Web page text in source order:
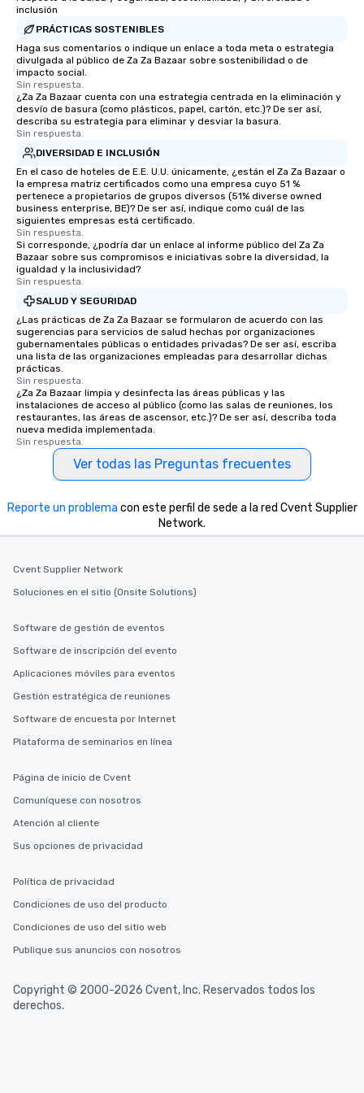
inclusión
PRÁCTICAS SOSTENIBLES
Haga sus comentarios o indique un enlace a toda meta o estrategia
divulgada al público de Za Za Bazaar sobre sostenibilidad o de
impacto social.
Sin respuesta.
¿Za Za Bazaar cuenta con una estrategia centrada en la eliminación y
desvío de basura (como plásticos, papel, cartón, etc.)? De ser así,
describa su estrategia para eliminar y desviar la basura.
Sin respuesta.
DIVERSIDAD E INCLUSIÓN
En el caso de hoteles de E.E. U.U. únicamente, ¿están el Za Za Bazaar o
la empresa matriz certificados como una empresa cuyo 51 %
pertenece a propietarios de grupos diversos (51% diverse owned
business enterprise, BE)? De ser así, indique como cuál de las
siguientes empresas está certificado.
Sin respuesta.
Si corresponde, ¿podría dar un enlace al informe público del Za Za
Bazaar sobre sus compromisos e iniciativas sobre la diversidad, la
igualdad y la inclusividad?
Sin respuesta.
SALUD Y SEGURIDAD
¿Las prácticas de Za Za Bazaar se formularon de acuerdo con las
sugerencias para servicios de salud hechas por organizaciones
gubernamentales públicas o entidades privadas? De ser así, escriba
una lista de las organizaciones empleadas para desarrollar dichas
prácticas.
Sin respuesta.
¿Za Za Bazaar limpia y desinfecta las áreas públicas y las
instalaciones de acceso al público (como las salas de reuniones, los
restaurantes, las áreas de ascensor, etc.)? De ser así, describa toda
nueva medida implementada.
Sin respuesta.
Ver todas las Preguntas frecuentes
Reporte un problema con este perfil de sede a la red Cvent Supplier
Network.
Cvent Supplier Network
Soluciones en el sitio (Onsite Solutions)
Software de gestión de eventos
Software de inscripción del evento
Aplicaciones móviles para eventos
Gestión estratégica de reuniones
Software de encuesta por Internet
Plataforma de seminarios en línea
Página de inicio de Cvent
Comuníquese con nosotros
Atención al cliente
Sus opciones de privacidad
Política de privacidad
Condiciones de uso del producto
Condiciones de uso del sitio web
Publique sus anuncios con nosotros
Copyright © 2000-2026 Cvent, Inc. Reservados todos los
derechos.